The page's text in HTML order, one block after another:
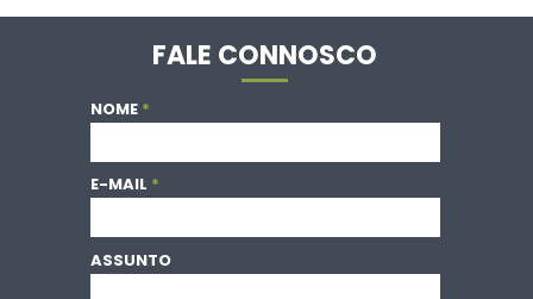
FALE CONNOSCO
NOME
E-MAIL
ASSUNTO